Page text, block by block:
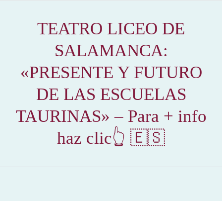
TEATRO LICEO DE
SALAMANCA:
«PRESENTE Y FUTURO
DE LAS ESCUELAS
TAURINAS» – Para + info
haz clic👆 🇪🇸